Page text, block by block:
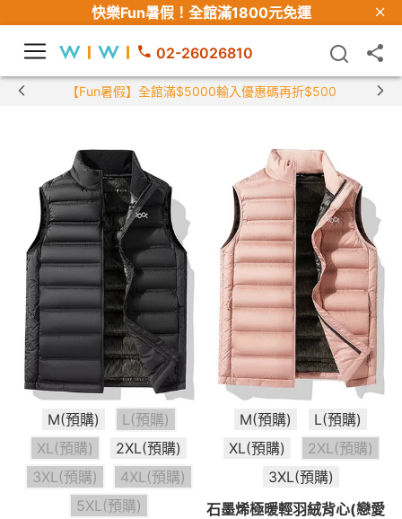
快樂Fun暑假！ 全館滿1800元免運
02-26026810
【Fun暑假】全館滿$5000輸入優惠碼再折$500
M(預購)
L(預購)
XL(預購)
2XL(預購)
3XL(預購)
4XL(預購)
5XL(預購)
M(預購)
L(預購)
XL(預購)
2XL(預購)
3XL(預購)
石墨烯極暖輕羽絨背心(戀愛